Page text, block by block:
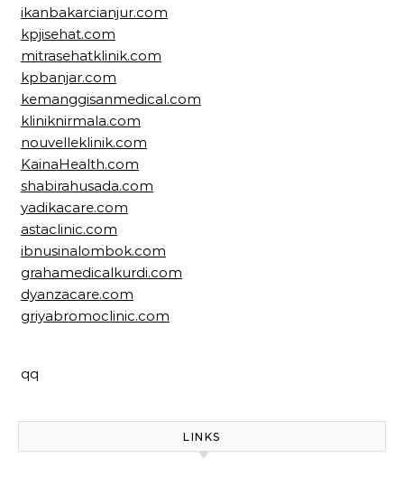
ikanbakarcianjur.com
kpjisehat.com
mitrasehatklinik.com
kpbanjar.com
kemanggisanmedical.com
kliniknirmala.com
nouvelleklinik.com
KainaHealth.com
shabirahusada.com
yadikacare.com
astaclinic.com
ibnusinalombok.com
grahamedicalkurdi.com
dyanzacare.com
griyabromoclinic.com
qq
LINKS